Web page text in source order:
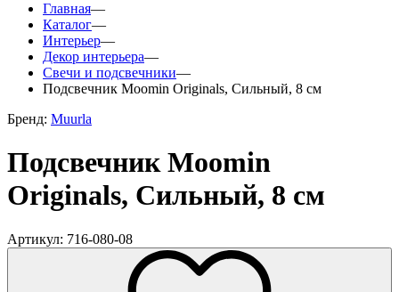
Главная—
Каталог—
Интерьер—
Декор интерьера—
Свечи и подсвечники—
Подсвечник Moomin Originals, Сильный, 8 см
Бренд: Muurla
Подсвечник Moomin
Originals, Сильный, 8 см
Артикул: 716-080-08